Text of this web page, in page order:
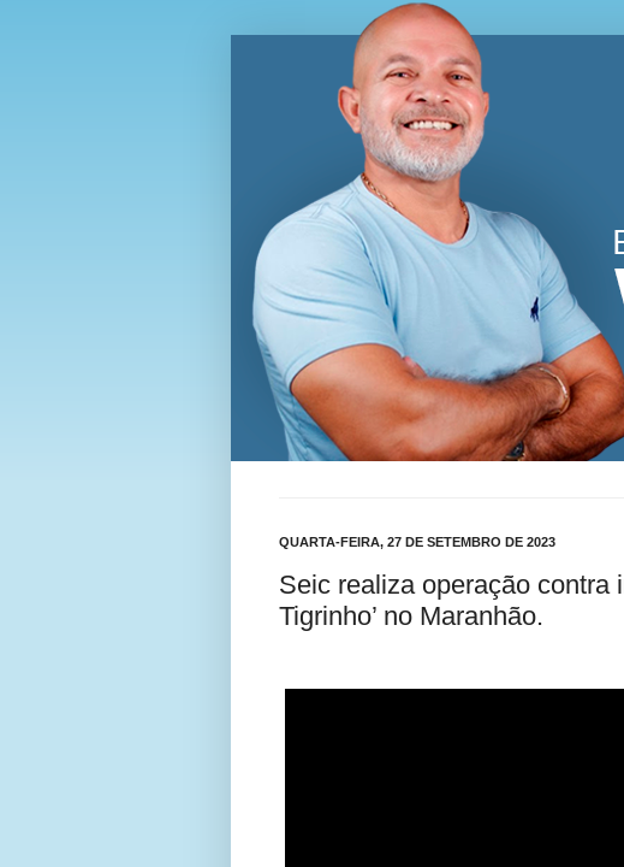
Blog
QUARTA-FEIRA, 27 DE SETEMBRO DE 2023
Seic realiza operação contra
Tigrinho’ no Maranhão.